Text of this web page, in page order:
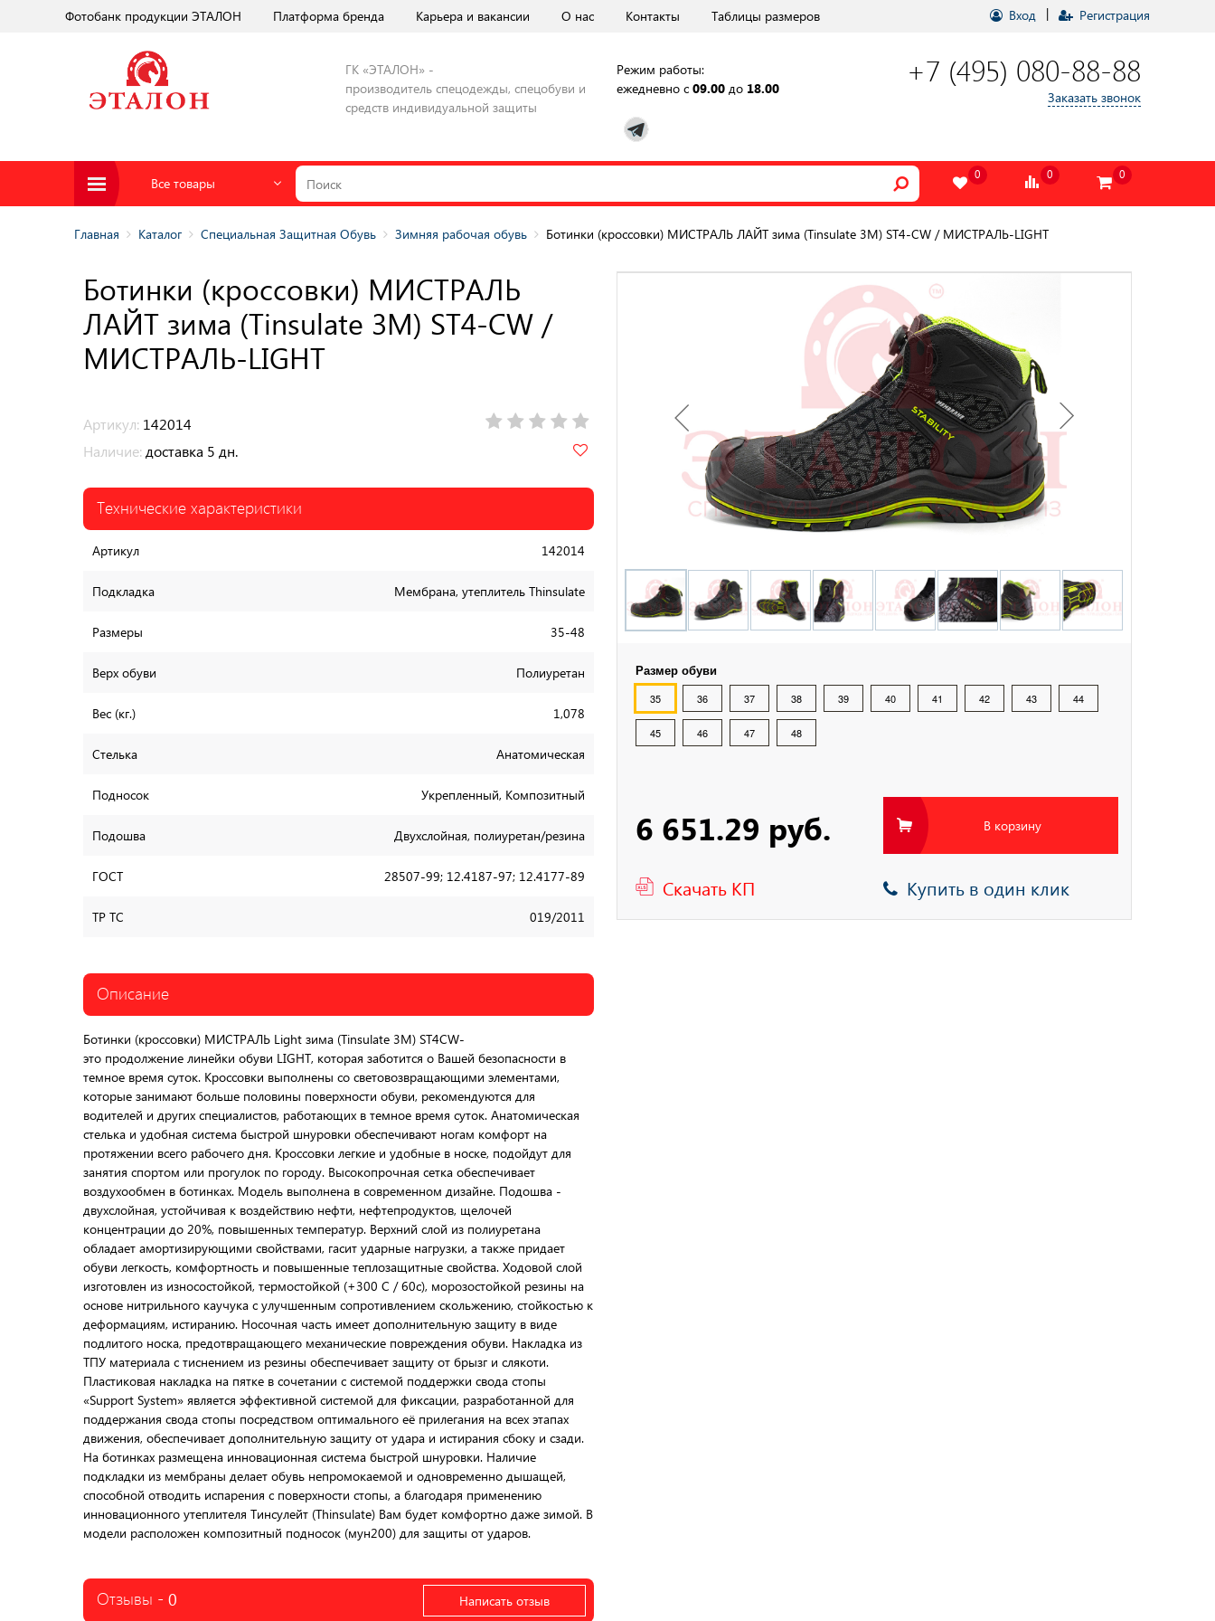
Фотобанк продукции ЭТАЛОН Платформа бренда Карьера и вакансии О нас Контакты Таблицы размеров Вход | Регистрация
ГК «ЭТАЛОН» -
производитель спецодежды, спецобуви и
средств индивидуальной защиты
Режим работы:
ежедневно с 09.00 до 18.00 +7 (495) 080-88-88
Заказать звонок
Все товары
0 0 0
Главная Каталог Специальная Защитная Обувь Зимняя рабочая обувь Ботинки (кроссовки) МИСТРАЛЬ ЛАЙТ зима (Tinsulate 3М) ST4-CW / МИСТРАЛЬ-LIGHT
Размер обуви
35 36 37 38 39 40 41 42 43 44
45 46 47 48
6 651.29 руб. В корзину
Скачать КП Купить в один клик
Ботинки (кроссовки) МИСТРАЛЬ
ЛАЙТ зима (Tinsulate 3М) ST4-CW /
МИСТРАЛЬ-LIGHT
Артикул: 142014
Наличие: доставка 5 дн.
Технические характеристики
Артикул 142014
Подкладка Мембрана, утеплитель Thinsulate
Размеры 35-48
Верх обуви Полиуретан
Вес (кг.) 1,078
Стелька Анатомическая
Подносок Укрепленный, Композитный
Подошва Двухслойная, полиуретан/резина
ГОСТ 28507-99; 12.4187-97; 12.4177-89
ТР ТС 019/2011
Описание
Ботинки (кроссовки) МИСТРАЛЬ Light зима (Tinsulate 3M) ST4CW-
это продолжение линейки обуви LIGHT, которая заботится о Вашей безопасности в
темное время суток. Кроссовки выполнены со световозвращающими элементами,
которые занимают больше половины поверхности обуви, рекомендуются для
водителей и других специалистов, работающих в темное время суток. Анатомическая
стелька и удобная система быстрой шнуровки обеспечивают ногам комфорт на
протяжении всего рабочего дня. Кроссовки легкие и удобные в носке, подойдут для
занятия спортом или прогулок по городу. Высокопрочная сетка обеспечивает
воздухообмен в ботинках. Модель выполнена в современном дизайне. Подошва -
двухслойная, устойчивая к воздействию нефти, нефтепродуктов, щелочей
концентрации до 20%, повышенных температур. Верхний слой из полиуретана
обладает амортизирующими свойствами, гасит ударные нагрузки, а также придает
обуви легкость, комфортность и повышенные теплозащитные свойства. Ходовой слой
изготовлен из износостойкой, термостойкой (+300 С / 60с), морозостойкой резины на
основе нитрильного каучука с улучшенным сопротивлением скольжению, стойкостью к
деформациям, истиранию. Носочная часть имеет дополнительную защиту в виде
подлитого носка, предотвращающего механические повреждения обуви. Накладка из
ТПУ материала с тиснением из резины обеспечивает защиту от брызг и слякоти.
Пластиковая накладка на пятке в сочетании с системой поддержки свода стопы
«Support System» является эффективной системой для фиксации, разработанной для
поддержания свода стопы посредством оптимального её прилегания на всех этапах
движения, обеспечивает дополнительную защиту от удара и истирания сбоку и сзади.
На ботинках размещена инновационная система быстрой шнуровки. Наличие
подкладки из мембраны делает обувь непромокаемой и одновременно дышащей,
способной отводить испарения с поверхности стопы, а благодаря применению
инновационного утеплителя Тинсулейт (Thinsulate) Вам будет комфортно даже зимой. В
модели расположен композитный подносок (мун200) для защиты от ударов.
Отзывы - 0 Написать отзыв